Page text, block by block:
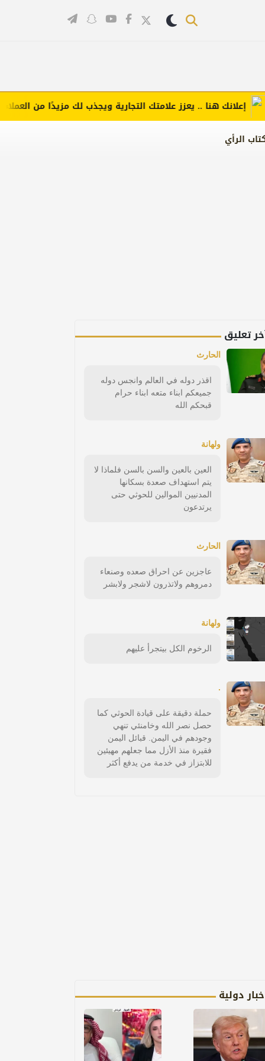
الرأي
هنا .. يعزز علامتك التجارية ويجذب لك مزيدًا من العملاء
تعليق
الحارث
اقذر دوله في العالم وانجس دوله
جميعكم ابناء متعه ابناء حرام
قبحكم الله
ولهانة
العين بالعين والسن بالسن فلماذا لا
يتم استهداف صعدة بسكانها
المدنيين الموالين للحوثي حتى
يرتدعون
الحارث
عاجزين عن احراق صعده وصنعاء
دمروهم ولاتذرون لاشجر ولابشر
ولهانة
الرخوم الكل بيتجرأ عليهم
.
حملة دقيقة على قيادة الحوثي كما
حصل نصر الله وخامنئي تنهي
وجودهم في اليمن. قبائل اليمن
فقيرة منذ الأزل مما جعلهم مهيئين
للابتزاز في خدمة من يدفع أكثر
دولية